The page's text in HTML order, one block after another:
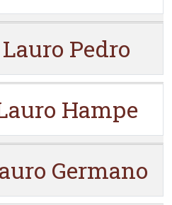
Pedro
Hampe
Germano